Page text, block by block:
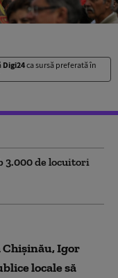
Digi24ca sursă preferată în
3.000 de locuitori
Igor
locale să